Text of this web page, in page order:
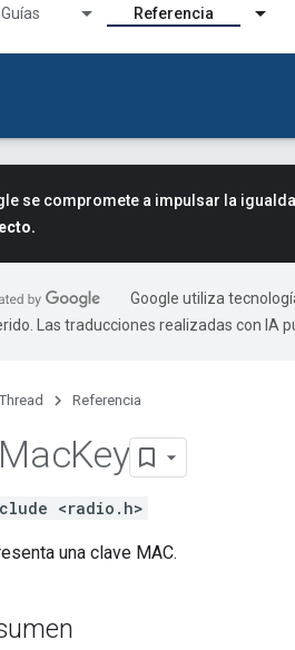
Guías Referencia
se compromete a impulsar la
Google utiliza
Las traducciones realizadas con IA
Referencia
MacKey
<radio.h>
una clave MAC.